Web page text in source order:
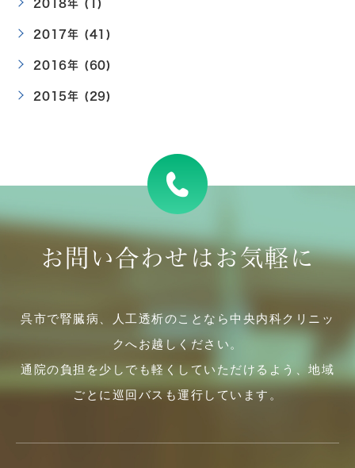
2018年 (1)
2017年 (41)
2016年 (60)
2015年 (29)
お問い合わせはお気軽に
呉市で腎臓病、人工透析のことなら中央内科クリニッ
クへお越しください。
通院の負担を少しでも軽くしていただけるよう、地域
ごとに巡回バスも運行しています。